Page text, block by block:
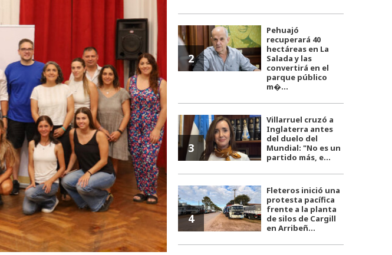
2
Pehuajó
recuperará 40
hectáreas en La
Salada y las
convertirá en el
parque público
m�...
3
Villarruel cruzó a
Inglaterra antes
del duelo del
Mundial: "No es un
partido más, e...
4
Fleteros inició una
protesta pacífica
frente a la planta
de silos de Cargill
en Arribeñ...